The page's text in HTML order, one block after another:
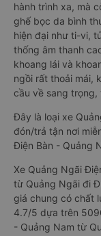
hành trình xa, mà
ghế bọc da bình
hiện đại như ti-vi,
thống âm thanh
khoang lái và
ngồi rất thoải mái,
cầu về sang trọng,
Đây là loại xe
đón/trả tận nơi
Điện Bàn - Quảng
Xe Quảng Ngãi
từ Quảng Ngãi đi
giá chung có chất
4.7/5 dựa trên
- Quảng Nam từ